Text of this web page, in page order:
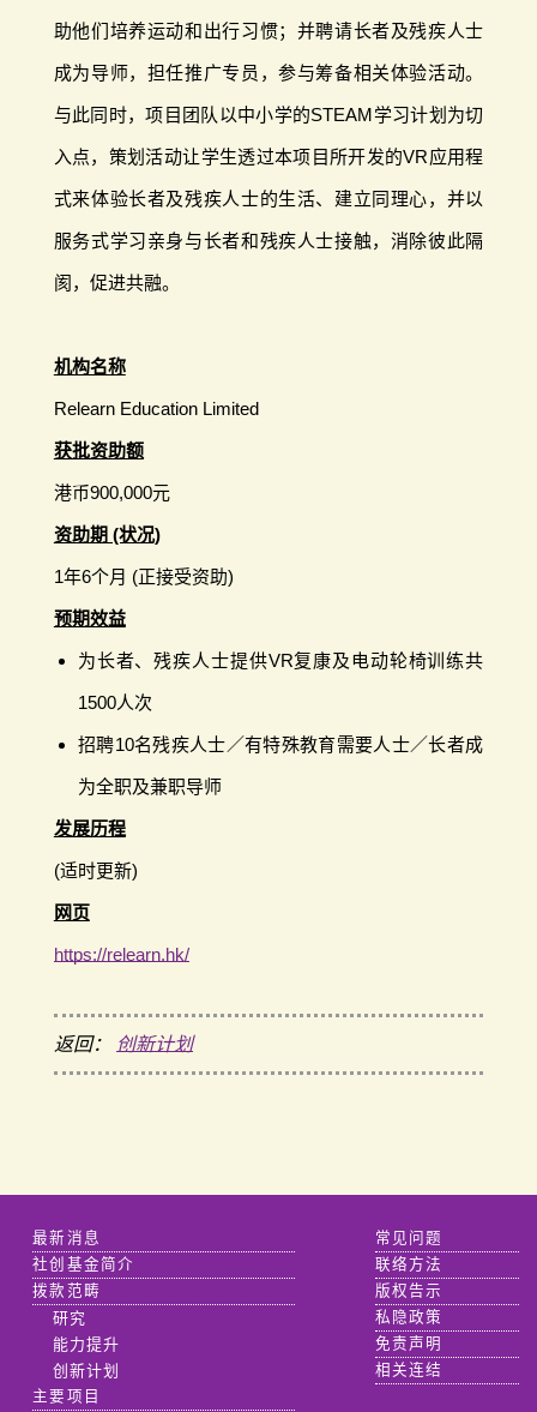
助他们培养运动和出行习惯；并聘请长者及残疾人士
成为导师，担任推广专员，参与筹备相关体验活动。
与此同时，项目团队以中小学的STEAM学习计划为切
入点，策划活动让学生透过本项目所开发的VR应用程
式来体验长者及残疾人士的生活、建立同理心，并以
服务式学习亲身与长者和残疾人士接触，消除彼此隔
阂，促进共融。
机构名称
Relearn Education Limited
获批资助额
港币900,000元
资助期 (状况)
1年6个月 (正接受资助)
预期效益
为长者、残疾人士提供VR复康及电动轮椅训练共
1500人次
招聘10名残疾人士／有特殊教育需要人士／长者成
为全职及兼职导师
发展历程
(适时更新)
网页
https://relearn.hk/
返回： 创新计划
最新消息
社创基金简介
拨款范畴
研究
能力提升
创新计划
主要项目
常见问题
联络方法
版权告示
私隐政策
免责声明
相关连结